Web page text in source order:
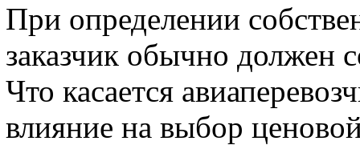
При определении
заказчик обычно должен
Что касается
влияние на выбор